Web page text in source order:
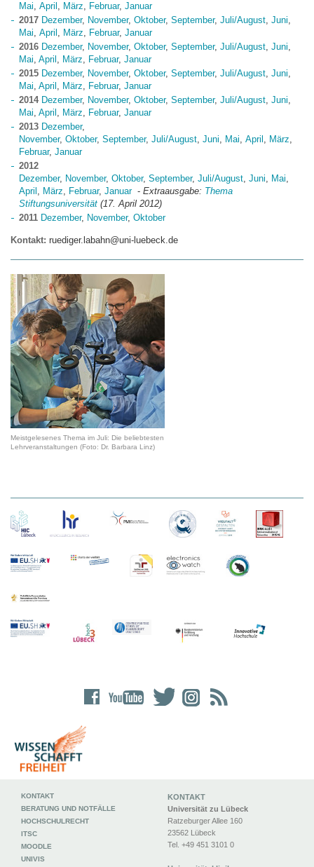
Mai, April , März, Februar, Januar
2017 Dezember, November, Oktober, September, Juli/August, Juni,
Mai, April , März, Februar, Januar
2016 Dezember, November, Oktober, September, Juli/August, Juni,
Mai, April , März, Februar, Januar
2015 Dezember, November, Oktober, September, Juli/August, Juni,
Mai, April , März, Februar, Januar
2014 Dezember, November, Oktober, September, Juli/August, Juni,
Mai, April , März, Februar, Januar
2013 Dezember,
November, Oktober, September, Juli/August, Juni, Mai, April , März,
Februar, Januar
2012
Dezember, November, Oktober, September, Juli/August, Juni, Mai,
April , März, Februar, Januar - Extraausgabe: Thema
Stiftungsuniversität (17. April 2012)
2011 Dezember, November, Oktober
Kontakt: ruediger.labahn@uni-luebeck.de
Meistgelesenes Thema im Juli: Die beliebtesten
Lehrveranstaltungen (Foto: Dr. Barbara Linz)
KONTAKT
Universität zu Lübeck
Ratzeburger Allee 160
23562 Lübeck
Tel. +49 451 3101 0
KONTAKT
BERATUNG UND NOTFÄLLE
HOCHSCHULRECHT
ITSC
MOODLE
UNIVIS